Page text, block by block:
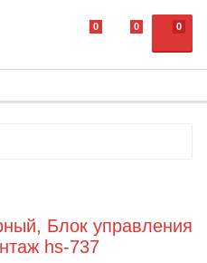
0
0 0
Блок управления
hs-737